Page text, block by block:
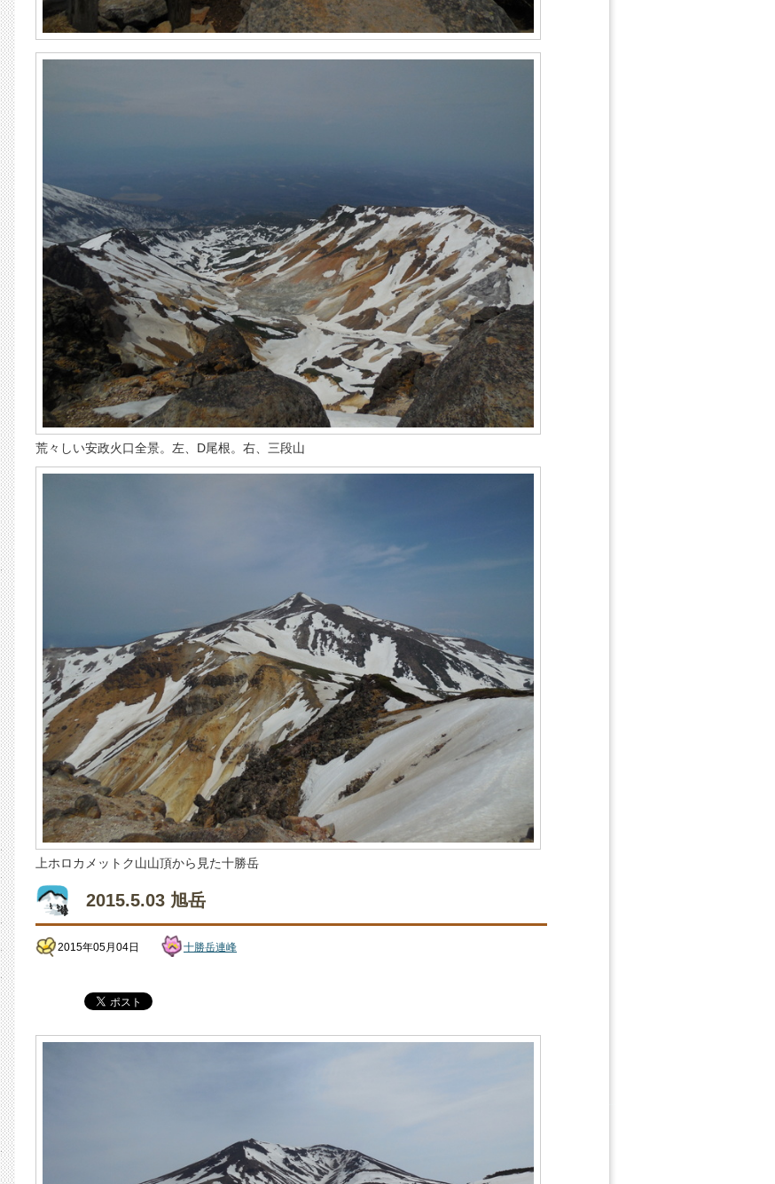
荒々しい安政火口全景。左、D尾根。右、三段山
上ホロカメットク山山頂から見た十勝岳
2015.5.03 旭岳
2015年05月04日 十勝岳連峰